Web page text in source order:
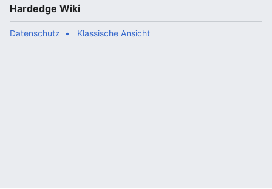
Hardedge Wiki
Datenschutz Klassische Ansicht